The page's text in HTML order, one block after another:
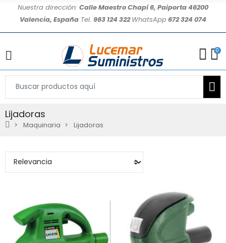
Nuestra dirección: Calle Maestro Chapí 6, Paiporta 46200
Valencia, España Tel. 963 124 322WhatsApp 672 324 074
0
Lijadoras
Maquinaria Lijadoras